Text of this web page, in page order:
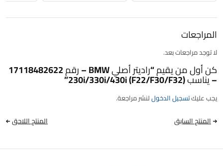
المراجعات
لا توجد مراجعات بعد.
كن أول من يقيم “راديتر أصلي BMW – رقم 17118482622
– يناسب 230i/330i/430i (F22/F30/F32)”
يجب عليكتسجيل الدخوللنشر مراجعة.
المنتج السابق
المنتج اللاحق